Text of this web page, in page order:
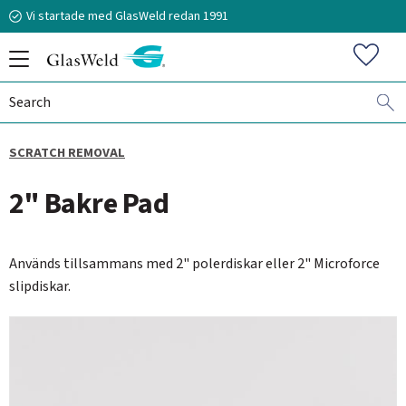
Vi startade med GlasWeld redan 1991
SCRATCH REMOVAL
2" Bakre Pad
Används tillsammans med 2" polerdiskar eller 2" Microforce
slipdiskar.
070-394 51 12